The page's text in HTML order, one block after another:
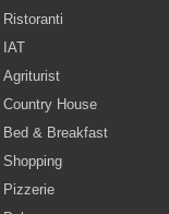
Ristoranti
IAT
Agriturist
Country House
Bed & Breakfast
Shopping
Pizzerie